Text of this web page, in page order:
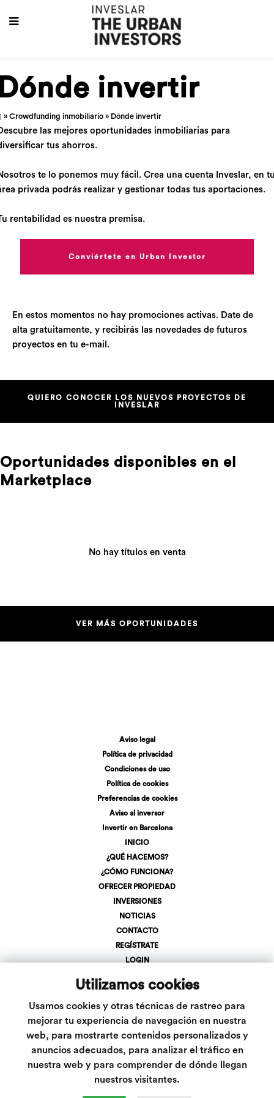
Utilizamos cookies
Usamos cookies y otras técnicas de rastreo para
mejorar tu experiencia de navegación en nuestra
web, para mostrarte contenidos personalizados y
anuncios adecuados, para analizar el tráfico en
nuestra web y para comprender de dónde llegan
nuestros visitantes.
invertir
» Crowdfunding inmobiliario » Dónde invertir
las mejores oportunidades inmobiliarias para
tus ahorros.
te lo ponemos muy fácil. Crea una cuenta Inveslar, en
privada podrás realizar y gestionar todas tus aportaciones.
rentabilidad es nuestra premisa.
Conviértete en Urban Investor
En estos momentos no hay promociones activas. Date de
alta gratuitamente, y recibirás las novedades de futuros
proyectos en tu e-mail.
QUIERO CONOCER LOS NUEVOS PROYECTOS DE
INVESLAR
Oportunidades disponibles en el
Marketplace
No hay títulos en venta
VER MÁS OPORTUNIDADES
Aviso legal
Política de privacidad
Condiciones de uso
Política de cookies
Preferencias de cookies
Aviso al inversor
Invertir en Barcelona
INICIO
¿QUÉ HACEMOS?
¿CÓMO FUNCIONA?
OFRECER PROPIEDAD
INVERSIONES
NOTICIAS
CONTACTO
REGÍSTRATE
LOGIN
info@inveslar.com
Follow us